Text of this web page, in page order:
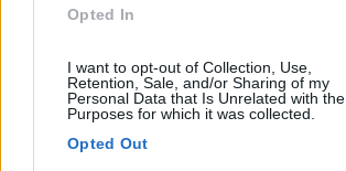
Opted In
I want to opt-out of Collection, Use,
Retention, Sale, and/or Sharing of my
Personal Data that Is Unrelated with the
Purposes for which it was collected.
Opted Out